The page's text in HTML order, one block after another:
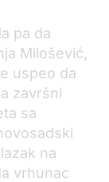
pa da
Milošević,
uspeo da
završni
sa
na
vrhunac